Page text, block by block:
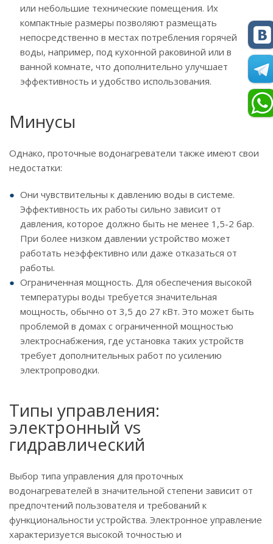
или небольшие технические помещения. Их
компактные размеры позволяют размещать
непосредственно в местах потребления горячей
воды, например, под кухонной раковиной или в
ванной комнате, что дополнительно улучшает
эффективность и удобство использования.
Минусы
Однако, проточные водонагреватели также имеют свои
недостатки:
Они чувствительны к давлению воды в системе.
Эффективность их работы сильно зависит от
давления, которое должно быть не менее 1,5-2 бар.
При более низком давлении устройство может
работать неэффективно или даже отказаться от
работы.
Ограниченная мощность. Для обеспечения высокой
температуры воды требуется значительная
мощность, обычно от 3,5 до 27 кВт. Это может быть
проблемой в домах с ограниченной мощностью
электроснабжения, где установка таких устройств
требует дополнительных работ по усилению
электропроводки.
Типы управления:
электронный vs
гидравлический
Выбор типа управления для проточных
водонагревателей в значительной степени зависит от
предпочтений пользователя и требований к
функциональности устройства. Электронное управление
характеризуется высокой точностью и